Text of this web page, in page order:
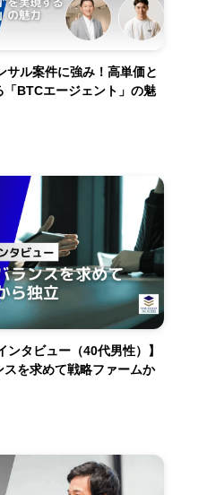
サル案件に強み！高単価と
「BTCエージェント」の魅
ンタビュー（40代男性）】
スを求めて戦略ファームか